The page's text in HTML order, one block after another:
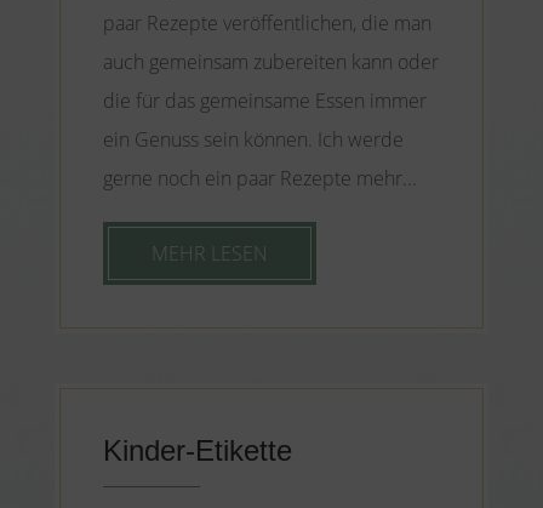
paar Rezepte veröffentlichen, die man
auch gemeinsam zubereiten kann oder
die für das gemeinsame Essen immer
ein Genuss sein können. Ich werde
gerne noch ein paar Rezepte mehr...
MEHR LESEN
Kinder-Etikette